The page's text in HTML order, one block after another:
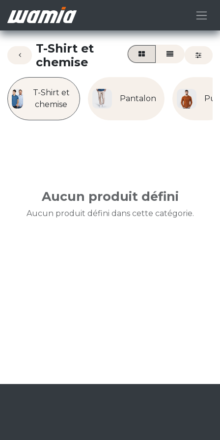
T-Shirt et
chemise
T-Shirt et
chemise
Pantalon
Aucun produit défini
Aucun produit défini dans cette catégorie.